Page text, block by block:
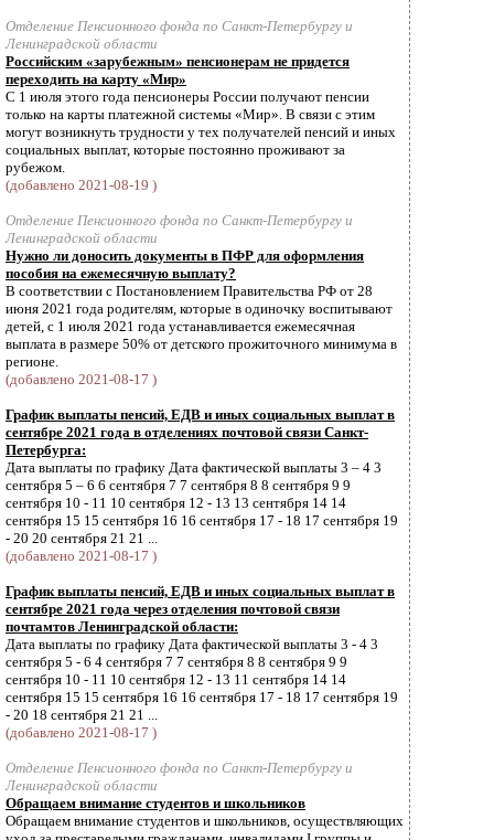
Отделение Пенсионного фонда по Санкт-Петербургу и
Ленинградской области
Российским «зарубежным» пенсионерам не придется
переходить на карту «Мир»
С 1 июля этого года пенсионеры России получают пенсии
только на карты платежной системы «Мир». В связи с этим
могут возникнуть трудности у тех получателей пенсий и иных
социальных выплат, которые постоянно проживают за
рубежом.
(добавлено 2021-08-19 )
Отделение Пенсионного фонда по Санкт-Петербургу и
Ленинградской области
Нужно ли доносить документы в ПФР для оформления
пособия на ежемесячную выплату?
В соответствии с Постановлением Правительства РФ от 28
июня 2021 года родителям, которые в одиночку воспитывают
детей, с 1 июля 2021 года устанавливается ежемесячная
выплата в размере 50% от детского прожиточного минимума в
регионе.
(добавлено 2021-08-17 )
График выплаты пенсий, ЕДВ и иных социальных выплат в
сентябре 2021 года в отделениях почтовой связи Санкт-
Петербурга:
Дата выплаты по графику Дата фактической выплаты 3 – 4 3
сентября 5 – 6 6 сентября 7 7 сентября 8 8 сентября 9 9
сентября 10 - 11 10 сентября 12 - 13 13 сентября 14 14
сентября 15 15 сентября 16 16 сентября 17 - 18 17 сентября 19
- 20 20 сентября 21 21 ...
(добавлено 2021-08-17 )
График выплаты пенсий, ЕДВ и иных социальных выплат в
сентябре 2021 года через отделения почтовой связи
почтамтов Ленинградской области:
Дата выплаты по графику Дата фактической выплаты 3 - 4 3
сентября 5 - 6 4 сентября 7 7 сентября 8 8 сентября 9 9
сентября 10 - 11 10 сентября 12 - 13 11 сентября 14 14
сентября 15 15 сентября 16 16 сентября 17 - 18 17 сентября 19
- 20 18 сентября 21 21 ...
(добавлено 2021-08-17 )
Отделение Пенсионного фонда по Санкт-Петербургу и
Ленинградской области
Обращаем внимание студентов и школьников
Обращаем внимание студентов и школьников, осуществляющих